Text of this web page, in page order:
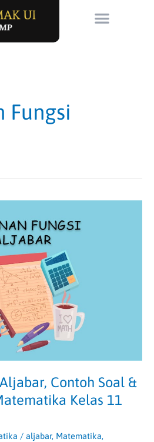
Fungsi
Contoh Soal &
Kelas 11
/ aljabar, Matematika,